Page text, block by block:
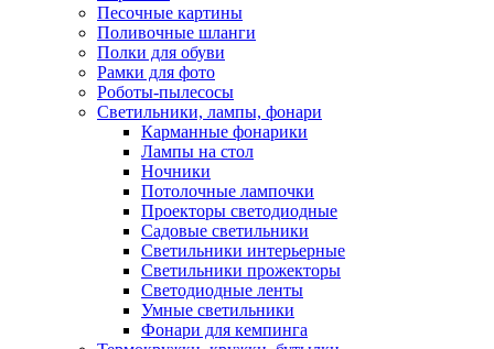
Песочные картины
Поливочные шланги
Полки для обуви
Рамки для фото
Роботы-пылесосы
Светильники, лампы, фонари
Карманные фонарики
Лампы на стол
Ночники
Потолочные лампочки
Проекторы светодиодные
Садовые светильники
Светильники интерьерные
Светильники прожекторы
Светодиодные ленты
Умные светильники
Фонари для кемпинга